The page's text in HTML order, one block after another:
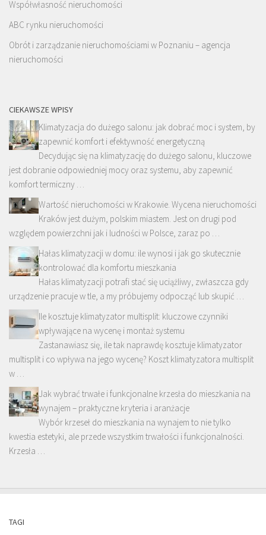
Współwłasność nieruchomości
ABC rynku nieruchomości
Obrót i zarządzanie nieruchomościami w Poznaniu – agencja
nieruchomości
CIEKAWSZE WPISY
Klimatyzacja do dużego salonu: jak dobrać moc i system, by
zapewnić komfort i efektywność energetyczną
Decydując się na klimatyzację do dużego salonu, kluczowe
jest dobranie odpowiedniej mocy oraz systemu, aby zapewnić
komfort termiczny …
Wartość nieruchomości w Krakowie. Wycena nieruchomości
Kraków jest dużym, polskim miastem. Jest on drugi pod
względem powierzchni jak i ludności w Polsce, zaraz po …
Hałas klimatyzacji w domu: ile wynosi i jak go skutecznie
kontrolować dla komfortu mieszkania
Hałas klimatyzacji potrafi stać się uciążliwy, zwłaszcza gdy
urządzenie pracuje w tle, a my próbujemy odpocząć lub skupić …
Ile kosztuje klimatyzator multisplit: kluczowe czynniki
wpływające na wycenę i montaż systemu
Zastanawiasz się, ile tak naprawdę kosztuje klimatyzator
multisplit i co wpływa na jego wycenę? Koszt klimatyzatora multisplit
w …
Jak wybrać trwałe i funkcjonalne krzesła do mieszkania na
wynajem – praktyczne kryteria i aranżacje
Wybór krzeseł do mieszkania na wynajem to nie tylko
kwestia estetyki, ale przede wszystkim trwałości i funkcjonalności.
Krzesła …
TAGI